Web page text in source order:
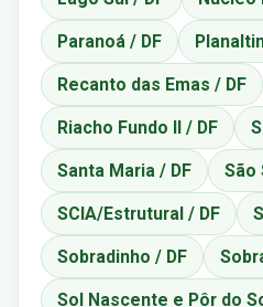
Paranoá / DF
Recanto das Emas / DF
Riacho Fundo II / DF
Santa Maria / DF São
SCIA/Estrutural / DF
Sobradinho / DF
Sol Nascente e Pôr do